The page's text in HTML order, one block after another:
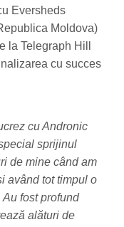
Eversheds
Moldova)
la Telegraph Hill
cu succes
cu Andronic
sprijinul
de mine când am
având tot timpul o
fost profund
alături de